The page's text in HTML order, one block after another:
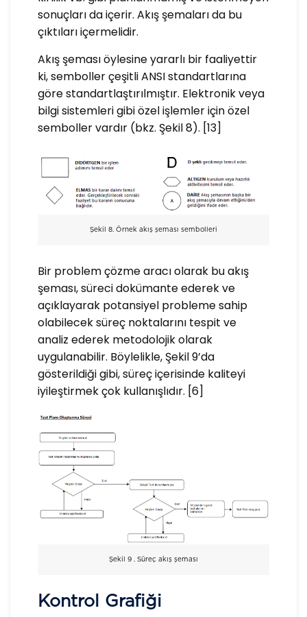
sonuçları da içerir. Akış şemaları da bu
çıktıları içermelidir.
Akış şeması öylesine yararlı bir faaliyettir
ki, semboller çeşitli ANSI standartlarına
göre standartlaştırılmıştır. Elektronik veya
bilgi sistemleri gibi özel işlemler için özel
semboller vardır (bkz. Şekil 8). [13]
Şekil 8. Örnek akış şeması sembolleri
Bir problem çözme aracı olarak bu akış
şeması, süreci dokümante ederek ve
açıklayarak potansiyel probleme sahip
olabilecek süreç noktalarını tespit ve
analiz ederek metodolojik olarak
uygulanabilir. Böylelikle, Şekil 9’da
gösterildiği gibi, süreç içerisinde kaliteyi
iyileştirmek çok kullanışlıdır. [6]
Şekil 9 . Süreç akış şeması
Kontrol Grafiği